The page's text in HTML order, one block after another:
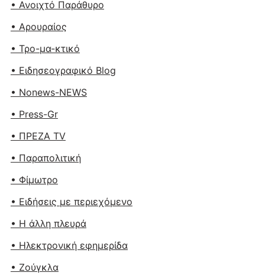
• Ανοιχτό Παράθυρο
• Αρουραίος
• Τρο-μα-κτικό
• Ειδησεογραφικό Blog
• Nonews-NEWS
• Press-Gr
• ΠΡΕΖΑ TV
• Παραπολιτική
• Φίμωτρο
• Ειδήσεις με περιεχόμενο
• Η άλλη πλευρά
• Ηλεκτρονική εφημερίδα
• Ζούγκλα